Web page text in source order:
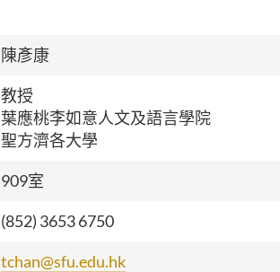
陳彥康
教授
葉應桃李如意人文及語言學院
聖方濟各大學
909室
(852) 3653 6750
tchan@sfu.edu.hk